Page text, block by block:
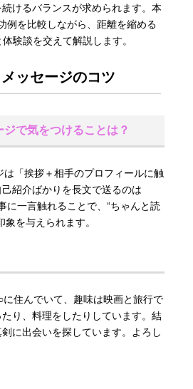
けるバランスが求められます。本
例を比較しながら、距離を縮める
験談を交えて解説します。
ッセージのコツ
で気をつけることは？
は「挨拶＋相手のプロフィールに触
紹介ばかりを長文で送るのは
に一言触れることで、“ちゃんと読
象を与えられます。
に住んでいて、趣味は映画と旅行で
り、料理をしたりしています。結
に出会いを探しています。よろし